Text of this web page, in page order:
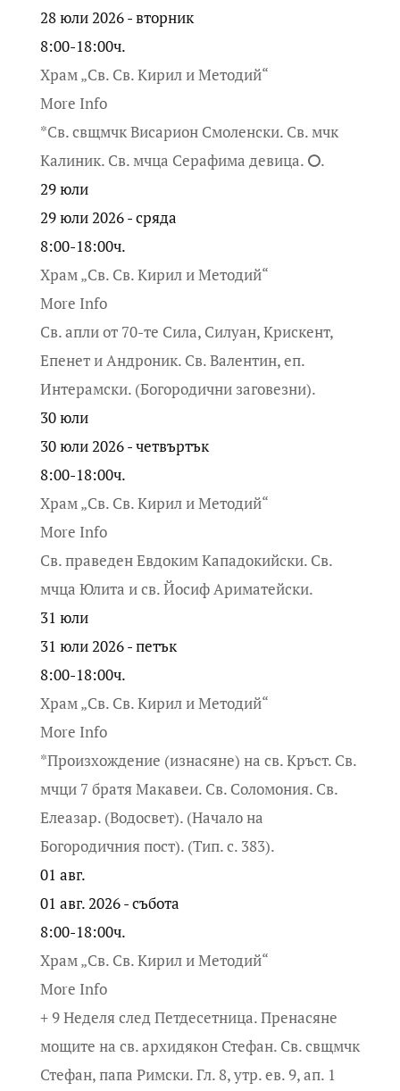
28 юли 2026 - вторник
8:00-18:00ч.
Храм „Св. Св. Кирил и Методий“
More Info
*Св. свщмчк Висарион Смоленски. Св. мчк
Калиник. Св. мчца Серафима девица. ⭘.
29юли
29 юли 2026 - сряда
8:00-18:00ч.
Храм „Св. Св. Кирил и Методий“
More Info
Св. апли от 70-те Сила, Силуан, Крискент,
Епенет и Андроник. Св. Валентин, еп.
Интерамски. (Богородични заговезни).
30юли
30 юли 2026 - четвъртък
8:00-18:00ч.
Храм „Св. Св. Кирил и Методий“
More Info
Св. праведен Евдоким Кападокийски. Св.
мчца Юлита и св. Йосиф Ариматейски.
31 юли
31 юли 2026 - петък
8:00-18:00ч.
Храм „Св. Св. Кирил и Методий“
More Info
*Произхождение (изнасяне) на св. Кръст. Св.
мчци 7 братя Макавеи. Св. Соломония. Св.
Елеазар. (Водосвет). (Начало на
Богородичния пост). (Тип. с. 383).
01 авг.
01 авг. 2026 - събота
8:00-18:00ч.
Храм „Св. Св. Кирил и Методий“
More Info
+ 9 Неделя след Петдесетница. Пренасяне
мощите на св. архидякон Стефан. Св. свщмчк
Стефан, папа Римски. Гл. 8, утр. ев. 9, ап. 1